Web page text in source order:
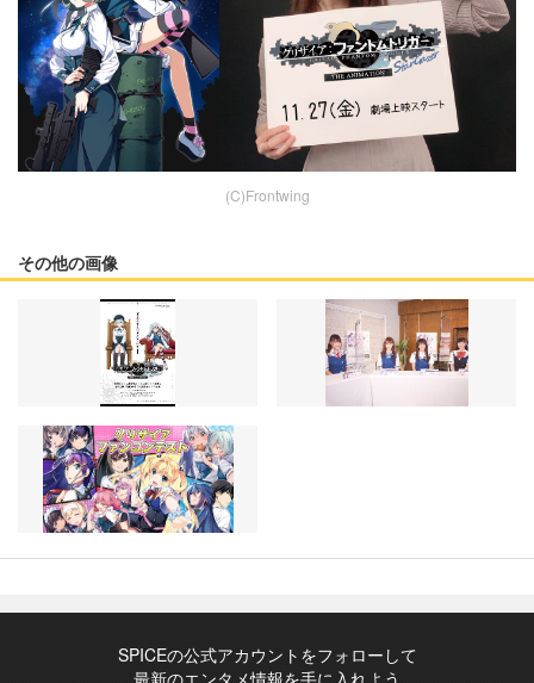
(C)Frontwing
その他の画像
SPICEの公式アカウントをフォローして